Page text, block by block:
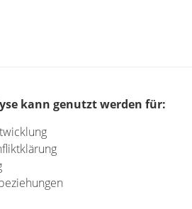
kann genutzt werden für: